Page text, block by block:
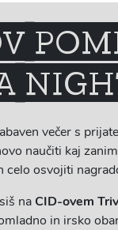
večer s
naučiti kaj
celo osvojiti
na CID-ovem
in irsko